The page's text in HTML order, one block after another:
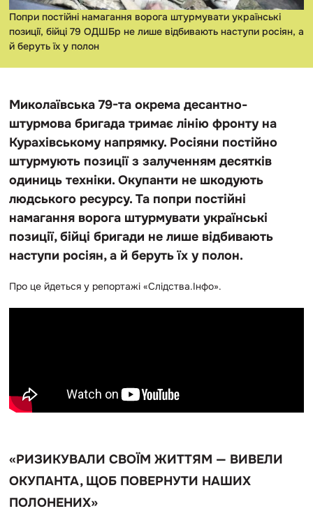
Попри постійні намагання ворога штурмувати українські
позиції, бійці 79 ОДШБр не лише відбивають наступи росіян, а
й беруть їх у полон
Миколаївська 79-та окрема десантно-
штурмова бригада тримає лінію фронту на
Курахівському напрямку. Росіяни постійно
штурмують позиції з залученням десятків
одиниць техніки. Окупанти не шкодують
людського ресурсу. Та попри постійні
намагання ворога штурмувати українські
позиції, бійці бригади не лише відбивають
наступи росіян, а й беруть їх у полон.
Про це йдеться у репортажі «Слідства.Інфо».
«РИЗИКУВАЛИ СВОЇМ ЖИТТЯМ — ВИВЕЛИ
ОКУПАНТА, ЩОБ ПОВЕРНУТИ НАШИХ
ПОЛОНЕНИХ»